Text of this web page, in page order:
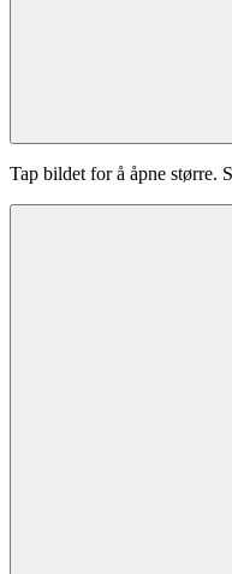
Tap bildet for å åpne større.